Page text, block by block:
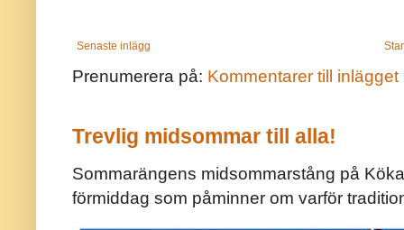
Senaste inlägg
Prenumerera på: Kommentarer till inlägget
Trevlig midsommar till alla!
Sommarängens midsommarstång på
förmiddag som påminner om varför